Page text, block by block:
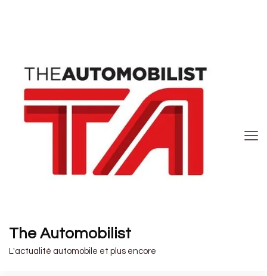
The Automobilist
L'actualité automobile et plus encore